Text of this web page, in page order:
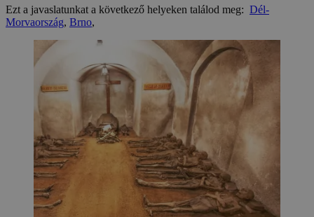
Ezt a javaslatunkat a következő helyeken találod meg: Dél-
Morvaország, Brno,